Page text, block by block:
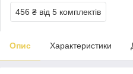
456 ₴ від 5 комплектів
Опис Характеристики